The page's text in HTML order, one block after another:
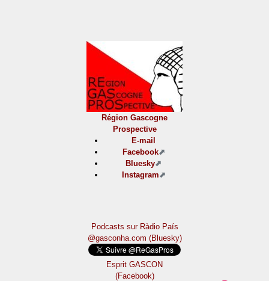
Région Gascogne
Prospective
E-mail
Facebook
Bluesky
Instagram
Podcasts sur Ràdio País
@gasconha.com (Bluesky)
Esprit GASCON
(Facebook)